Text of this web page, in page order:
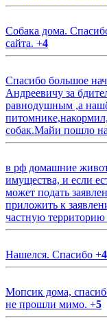
Собака дома.
сайта. +4
Спасибо большое
Андреевичу за
равнодушным ,а
собак.Майи пошло
в рф домашние
имущества, и если
может подать
приложить к
частную территорию
Нашелся. Спасибо +4
Мопсик дома,
не прошли мимо. +5